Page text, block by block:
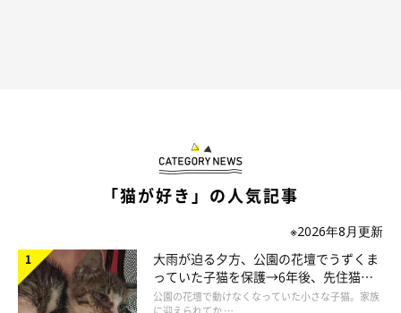
「猫が好き」の人気記事
※2026年8月更新
大雨が迫る夕方、公園の花壇でうずくま
っていた子猫を保護→6年後、先住猫
と“姉妹”のような関係に
公園の花壇で動けなくなっていた小さな子猫。家族